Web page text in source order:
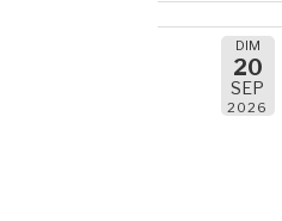
DIM
20
SEP
2026